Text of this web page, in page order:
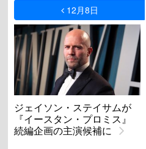
12月8日
ジェイソン・ステイサムが
『イースタン・プロミス』
続編企画の主演候補に